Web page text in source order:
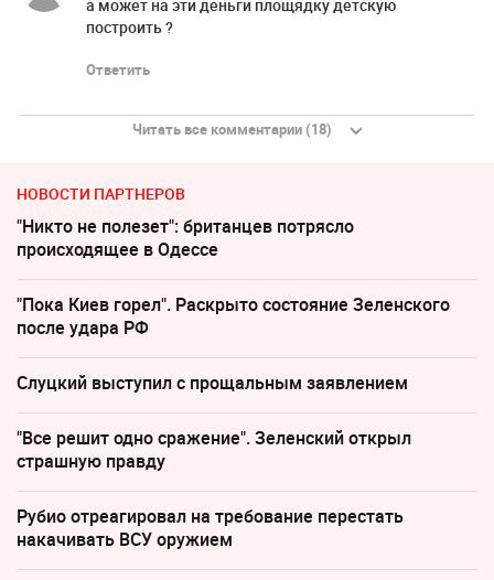
а может на эти деньги площядку детскую
построить ?
Ответить
Читать все комментарии (18)
НОВОСТИ ПАРТНЕРОВ
"Никто не полезет": британцев потрясло
происходящее в Одессе
"Пока Киев горел". Раскрыто состояние Зеленского
после удара РФ
Слуцкий выступил с прощальным заявлением
"Все решит одно сражение". Зеленский открыл
страшную правду
Рубио отреагировал на требование перестать
накачивать ВСУ оружием